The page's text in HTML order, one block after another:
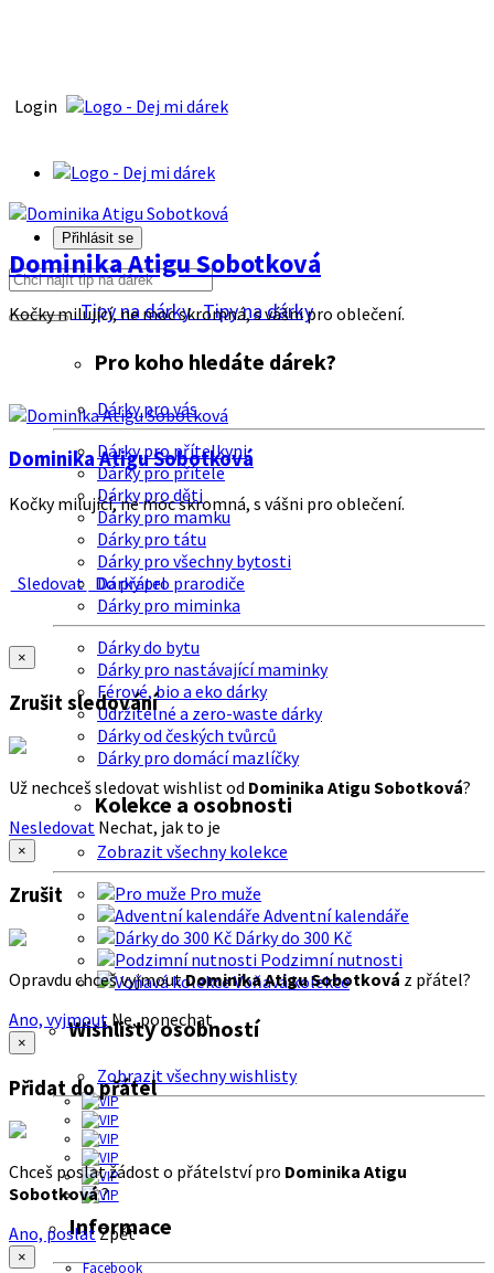
Login
Přihlásit se
Tipy na dárkyTipy na dárky
Pro koho hledáte dárek?
Dárky pro vás
Dárky pro přítelkyni
Dárky pro přítele
Dárky pro děti
Dárky pro mamku
Dárky pro tátu
Dárky pro všechny bytosti
Dárky pro prarodiče
Dárky pro miminka
Dárky do bytu
Dárky pro nastávající maminky
Férové, bio a eko dárky
Udržitelné a zero-waste dárky
Dárky od českých tvůrců
Dárky pro domácí mazlíčky
Kolekce a osobnosti
Zobrazit všechny kolekce
Pro muže
Adventní kalendáře
Dárky do 300 Kč
Podzimní nutnosti
Voňavá kolekce
Wishlisty osobností
Zobrazit všechny wishlisty
Informace
Facebook
Dominika Atigu Sobotková
Kočky milující, ne moc skromná, s vášni pro oblečení.
Dominika Atigu Sobotková
Kočky milující, ne moc skromná, s vášni pro oblečení.
Sledovat Do přátel
×
Zrušit sledování
Už nechceš sledovat wishlist od Dominika Atigu Sobotková?
Nesledovat Nechat, jak to je
×
Zrušit
Opravdu chceš vyjmoutDominika Atigu Sobotková z přátel?
Ano, vyjmout Ne, ponechat
×
Přidat do přátel
Chceš poslat žádost o přátelství pro Dominika Atigu
Sobotková?
Ano, poslatZpět
×